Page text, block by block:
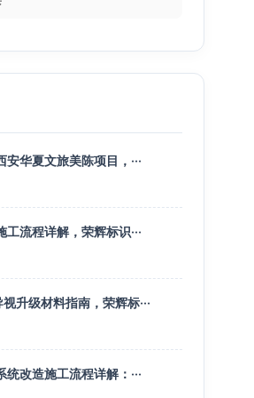
华夏文旅美陈项目，···
流程详解，荣辉标识···
升级材料指南，荣辉标···
改造施工流程详解：···